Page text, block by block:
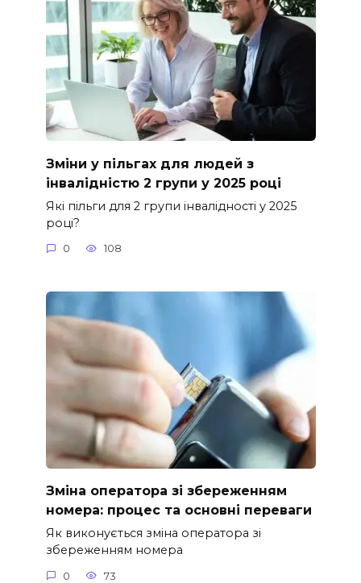
Зміни у пільгах для людей з
інвалідністю 2 групи у 2025 році
Які пільги для 2 групи інвалідності у 2025
році?
0 108
Зміна оператора зі збереженням
номера: процес та основні переваги
Як виконується зміна оператора зі
збереженням номера
0 73